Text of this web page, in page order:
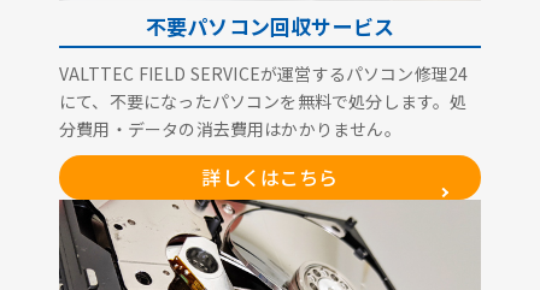
不要パソコン回収サービス
VALTTEC FIELD SERVICEが運営するパソコン修理24
にて、不要になったパソコンを無料で処分します。処
分費用・データの消去費用はかかりません。
詳しくはこちら